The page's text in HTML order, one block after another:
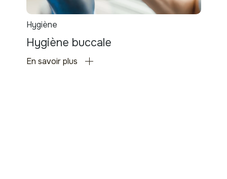
Hygiène
Hygiène buccale
En savoir plus